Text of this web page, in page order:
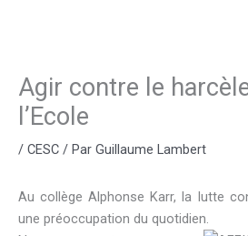
Agir contre le
l’Ecole
/ CESC / Par Guillaume Lambert
Au collège Alphonse Karr, la lutte
une préoccupation du quotidien.